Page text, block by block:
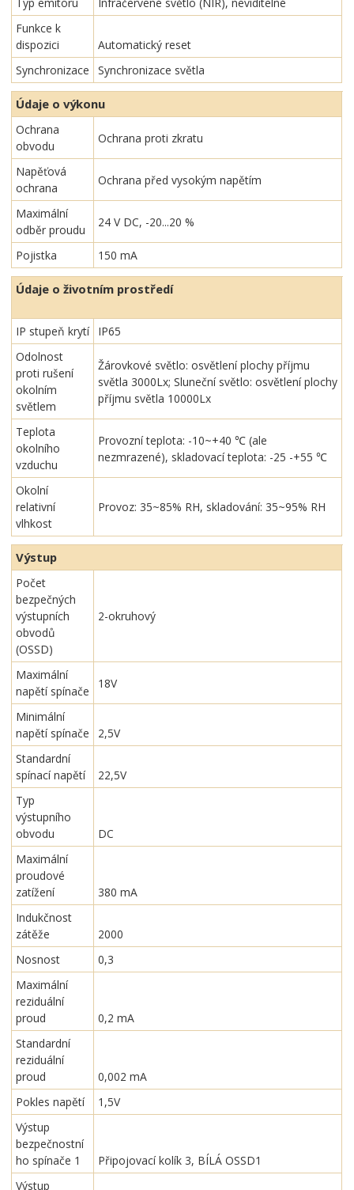
Funkce k
dispozici
Automatický reset
Synchronizace
Synchronizace světla
Údaje o výkonu
Ochrana
obvodu
Ochrana proti zkratu
Napěťová
ochrana
Ochrana před vysokým napětím
Maximální
odběr proudu
24 V DC, -20...20 %
Pojistka 150 mA
Údaje o životním prostředí
IP stupeň krytí
IP65
Odolnost
proti rušení
okolním
světlem
Žárovkové světlo: osvětlení plochy příjmu
světla 3000Lx; Sluneční světlo: osvětlení plochy
příjmu světla 10000Lx
Teplota
okolního
vzduchu
Provozní teplota: -10~+40 ℃ (ale
nezmrazené), skladovací teplota: -25 -+55 ℃
Okolní
relativní
vlhkost
Provoz: 35~85% RH, skladování: 35~95% RH
Výstup
Počet
bezpečných
výstupních
obvodů
(OSSD)
2-okruhový
Maximální
napětí spínače
18V
Minimální
napětí spínače
2,5V
Standardní
spínací napětí
22,5V
Typ
výstupního
obvodu
DC
Maximální
proudové
zatížení
380 mA
Indukčnost
zátěže
2000
Nosnost
0,3
Maximální
reziduální
proud
0,2 mA
Standardní
reziduální
proud
0,002 mA
Pokles napětí
1,5V
Výstup
bezpečnostní
ho spínače 1
Připojovací kolík 3, BÍLÁ OSSD1
Výstup